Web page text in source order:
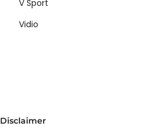
V Sport
Vidio
Disclaimer